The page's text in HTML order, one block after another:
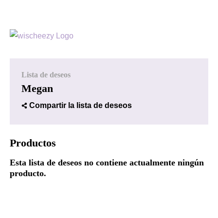
Lista de deseos
Megan
Compartir la lista de deseos
Productos
Esta lista de deseos no contiene actualmente ningún
producto.